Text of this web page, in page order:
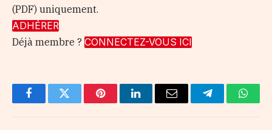
(PDF) uniquement.
ADHÉRER
Déjà membre ? CONNECTEZ-VOUS ICI
FacebookTwitter PinterestLinkedInEmail Telegram